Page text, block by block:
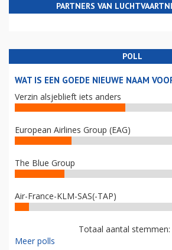
PARTNERS VAN
POLL
WAT IS EEN GOEDE NIEUWE NAAM
Verzin alsjeblieft iets anders
European Airlines Group (EAG)
The Blue Group
Air-France-KLM-SAS(-TAP)
Totaal aantal stemmen:
Meer polls